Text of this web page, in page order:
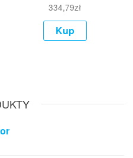
334,79zł
Kup